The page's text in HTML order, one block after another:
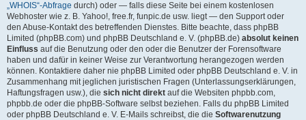
„WHOIS“-Abfrage durch) oder — falls diese Seite bei einem kostenlosen
Webhoster wie z. B. Yahoo!, free.fr, funpic.de usw. liegt — den Support oder
den Abuse-Kontakt des betreffenden Dienstes. Bitte beachte, dass phpBB
Limited (phpBB.com) und phpBB Deutschland e. V. (phpBB.de) absolut keinen
Einfluss auf die Benutzung oder den oder die Benutzer der Forensoftware
haben und dafür in keiner Weise zur Verantwortung herangezogen werden
können. Kontaktiere daher nie phpBB Limited oder phpBB Deutschland e. V. in
Zusammenhang mit jeglichen juristischen Fragen (Unterlassungserklärungen,
Haftungsfragen usw.), die sich nicht direkt auf die Websiten phpbb.com,
phpbb.de oder die phpBB-Software selbst beziehen. Falls du phpBB Limited
oder phpBB Deutschland e. V. E-Mails schreibst, die die Softwarenutzung